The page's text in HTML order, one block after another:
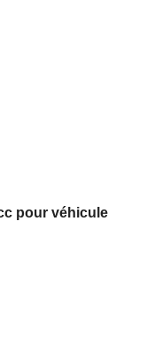
pour véhicule